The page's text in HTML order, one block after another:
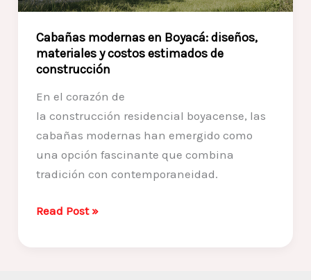
estilo
colonial
Cabañas modernas en Boyacá: diseños,
materiales y costos estimados de
construcción
En el corazón de
la construcción residencial boyacense, las
cabañas modernas han emergido como
una opción fascinante que combina
tradición con contemporaneidad.
Cabañas
Read Post »